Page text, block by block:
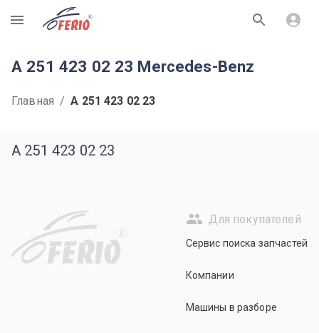
R
A 251 423 02 23 Mercedes-Benz
Главная / A 251 423 02 23
A 251 423 02 23
R
Для покупателей
Сервис поиска запчастей
Компании
Машины в разборе